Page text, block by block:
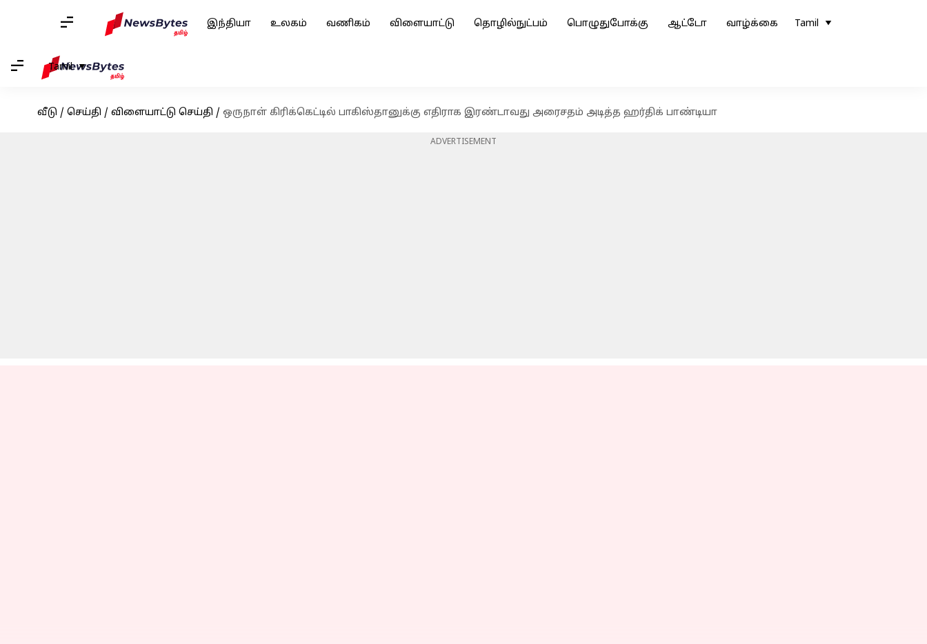
இந்தியா உலகம் வணிகம் விளையாட்டு தொழில்நுட்பம் பொழுதுபோக்கு ஆட்டோ வாழ்க்கை Tamil
Tamil
வீடு / செய்தி / விளையாட்டு செய்தி / ஒருநாள் கிரிக்கெட்டில் பாகிஸ்தானுக்கு எதிராக இரண்டாவது அரைசதம் அடித்த ஹர்திக் பாண்டியா
ADVERTISEMENT